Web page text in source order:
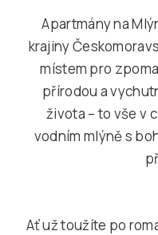
Apartmány na
krajiny
místem pro
přírodou a
života – to vše v
vodním mlýně s
Ať už toužíte po